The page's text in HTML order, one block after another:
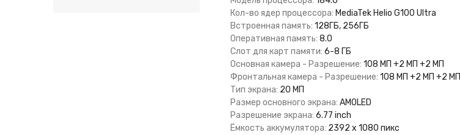
Кол-во ядер процессора: MediaTek Helio G100 Ultra
Встроенная память: 128ГБ, 256ГБ
Оперативная память: 8.0
Слот для карт памяти: 6-8 ГБ
Основная камера - Разрешение: 108 МП +2 МП +2 МП
Фронтальная камера - Разрешение: 108 МП +2 МП +2 МП
Тип экрана: 20 МП
Размер основного экрана: AMOLED
Разрешение экрана: 6.77 inch
Ёмкость аккумулятора: 2392 x 1080 пикс